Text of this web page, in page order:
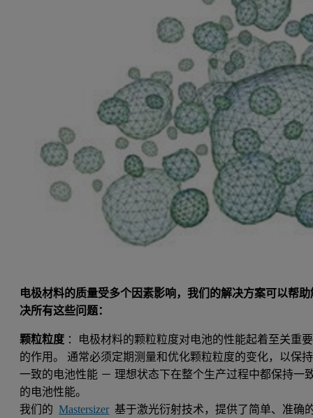
电极材料的质量受多个因素影响，我们的解决方案可以帮助
决所有这些问题：
颗粒粒度 ：电极材料的颗粒粒度对电池的性能起着至关重要
的作用。 通常必须定期测量和优化颗粒粒度的变化，以保持
一致的电池性能 － 理想状态下在整个生产过程中都保持一
的电池性能。
我们的Mastersizer基于激光衍射技术，提供了简单、准确